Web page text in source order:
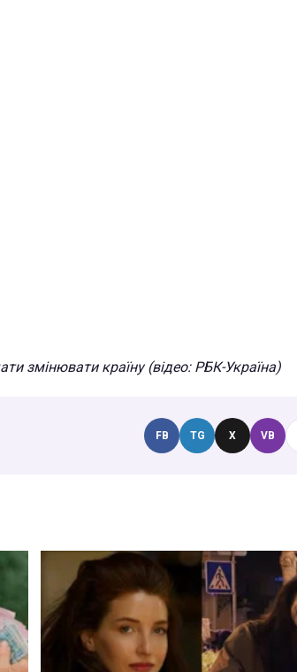
змінювати країну (відео: РБК-Україна)
FB TG X VB